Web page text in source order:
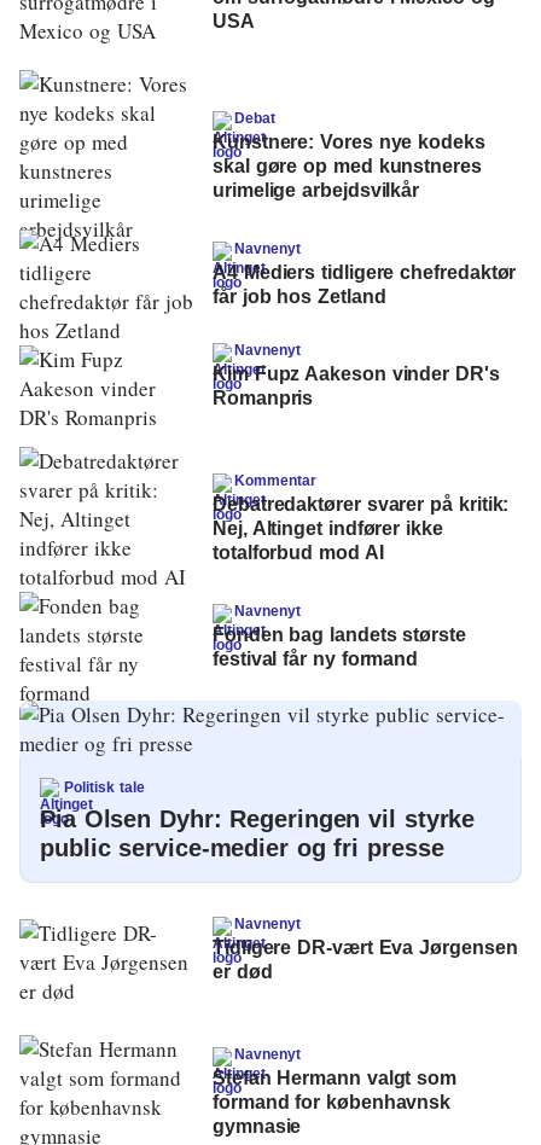
USA
Debat
Kunstnere: Vores nye kodeks
skal gøre op med kunstneres
urimelige arbejdsvilkår
Navnenyt
A4 Mediers tidligere chefredaktør
får job hos Zetland
Navnenyt
Kim Fupz Aakeson vinder DR's
Romanpris
Kommentar
Debatredaktører svarer på kritik:
Nej, Altinget indfører ikke
totalforbud mod AI
Navnenyt
Fonden bag landets største
festival får ny formand
Politisk tale
Pia Olsen Dyhr: Regeringen vil styrke
public service-medier og fri presse
Navnenyt
Tidligere DR-vært Eva Jørgensen
er død
Navnenyt
Stefan Hermann valgt som
formand for københavnsk
gymnasie